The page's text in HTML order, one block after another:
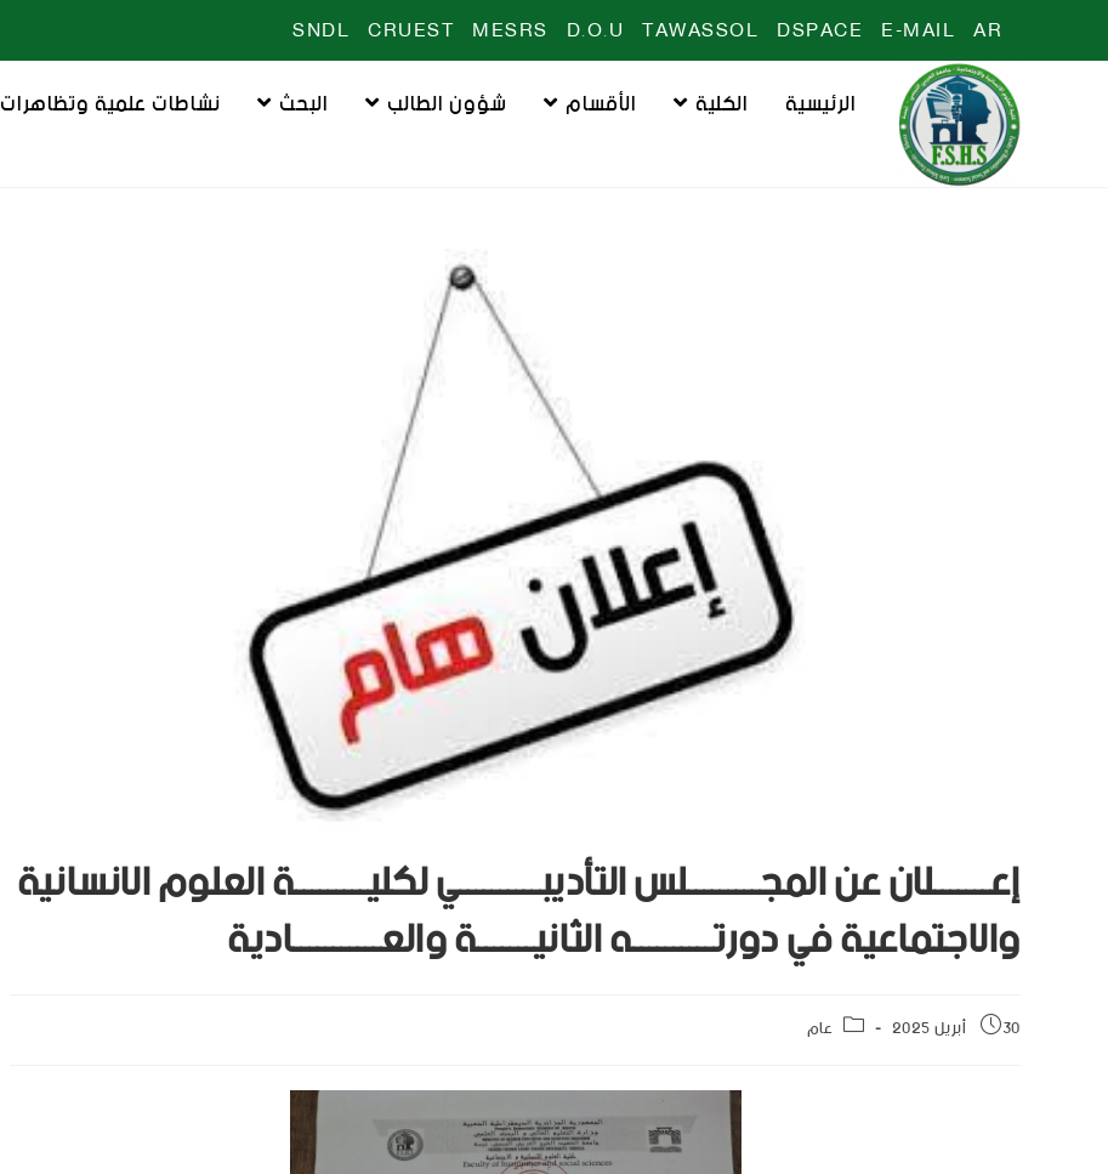
AR
E-MAIL
DSPACE
TAWASSOL
D.O.U
MESRS
CRUEST
SNDL
الرئيسية الكلية الأقسام شؤون الطالب البحث نشاطات علمية وتظاهرات
إعـــــــلان عن المجـــــــــلس التأديبــــــــــي لكليـــــــــة العلوم الانسانية
والاجتماعية في دورتــــــــــه الثانيـــــــة والعـــــــــــادية
30 أبريل 2025 عام